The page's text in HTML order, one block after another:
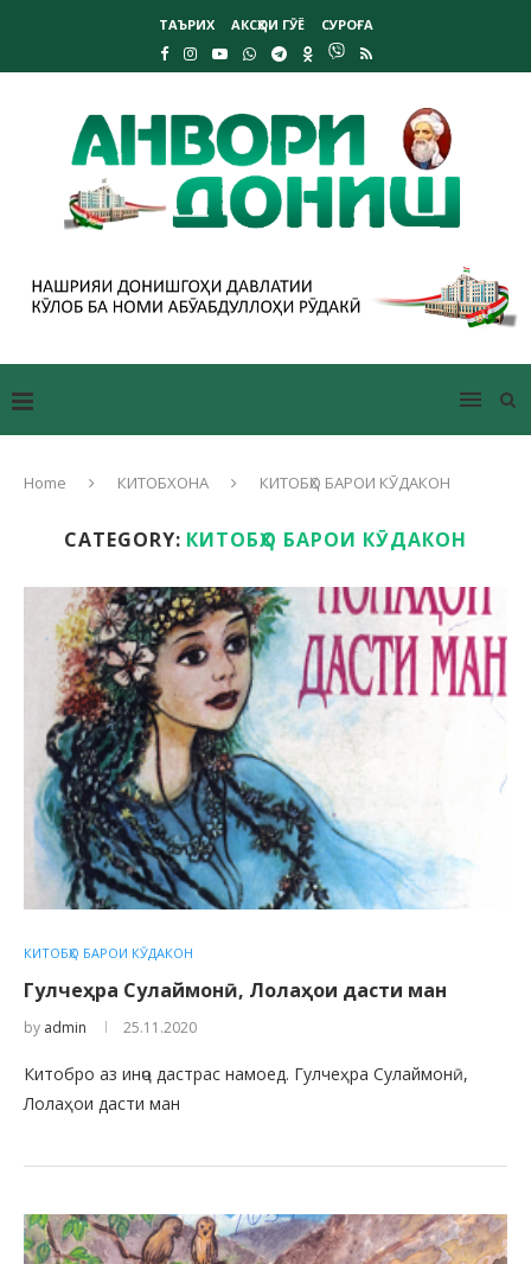
ТАЪРИХ АКСҲОИ ГӮЁ СУРОҒА
Home КИТОБХОНА КИТОБҲО БАРОИ КӮДАКОН
CATEGORY: КИТОБҲО БАРОИ КӮДАКОН
КИТОБҲО БАРОИ КӮДАКОН
Гулчеҳра Сулаймонӣ, Лолаҳои дасти ман
by admin 25.11.2020
Китобро аз инҷо дастрас намоед. Гулчеҳра Сулаймонӣ,
Лолаҳои дасти ман